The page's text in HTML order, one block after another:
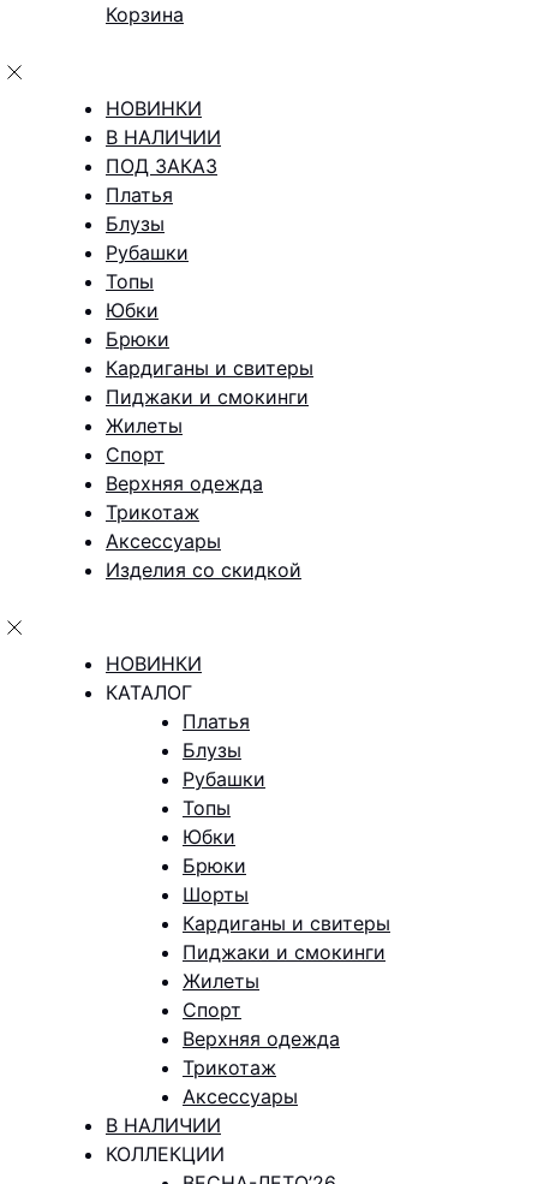
Корзина
НОВИНКИ
В НАЛИЧИИ
ПОД ЗАКАЗ
Платья
Блузы
Рубашки
Топы
Юбки
Брюки
Кардиганы и свитеры
Пиджаки и смокинги
Жилеты
Спорт
Верхняя одежда
Трикотаж
Аксессуары
Изделия со скидкой
НОВИНКИ
КАТАЛОГ
Платья
Блузы
Рубашки
Топы
Юбки
Брюки
Шорты
Кардиганы и свитеры
Пиджаки и смокинги
Жилеты
Спорт
Верхняя одежда
Трикотаж
Аксессуары
В НАЛИЧИИ
КОЛЛЕКЦИИ